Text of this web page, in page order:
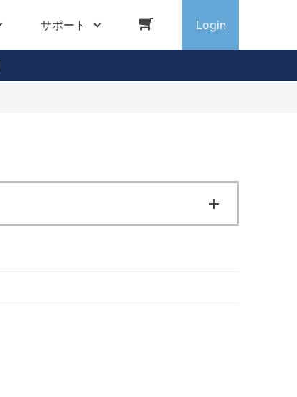
サポート Login